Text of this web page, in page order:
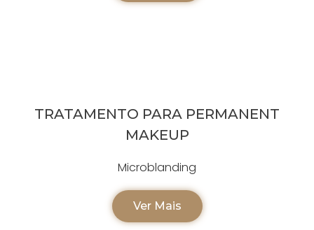
TRATAMENTO PARA PERMANENT
MAKEUP
Microblanding
Ver Mais